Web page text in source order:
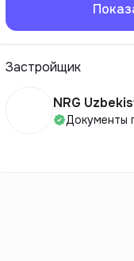
Застройщик
NRG
Документы